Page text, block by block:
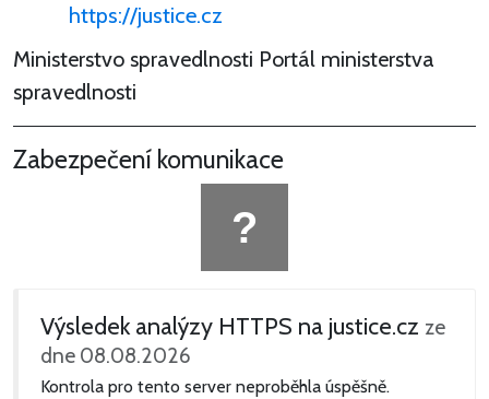
https://justice.cz
Ministerstvo spravedlnosti Portál ministerstva
spravedlnosti
Zabezpečení komunikace
?
Výsledek analýzy HTTPS na justice.cz ze
dne 08.08.2026
Kontrola pro tento server neproběhla úspěšně.